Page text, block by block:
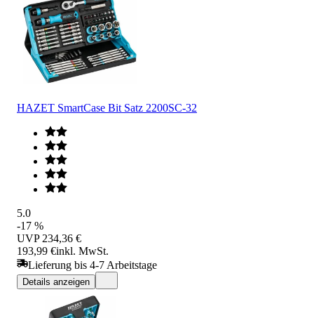
HAZET SmartCase Bit Satz 2200SC-32
5.0
-17 %
UVP 234,36 €
193,99 €inkl. MwSt.
Lieferung bis 4-7 Arbeitstage
Details anzeigen